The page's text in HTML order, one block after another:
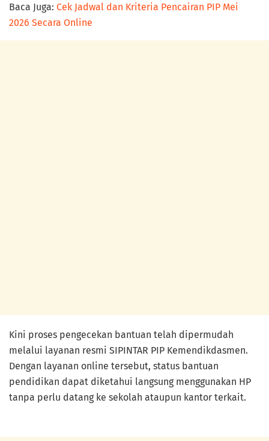
Baca Juga: Cek Jadwal dan Kriteria Pencairan PIP Mei
2026 Secara Online
Kini proses pengecekan bantuan telah dipermudah
melalui layanan resmi SIPINTAR PIP Kemendikdasmen.
Dengan layanan online tersebut, status bantuan
pendidikan dapat diketahui langsung menggunakan HP
tanpa perlu datang ke sekolah ataupun kantor terkait.